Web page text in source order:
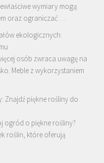
wymiary mogą
oraz ograniczać …
ekologicznych:
osób zwraca uwagę na
Meble z wykorzystaniem
Znajdź piękne rośliny do
ogród o piękne rośliny?
roślin, które oferują